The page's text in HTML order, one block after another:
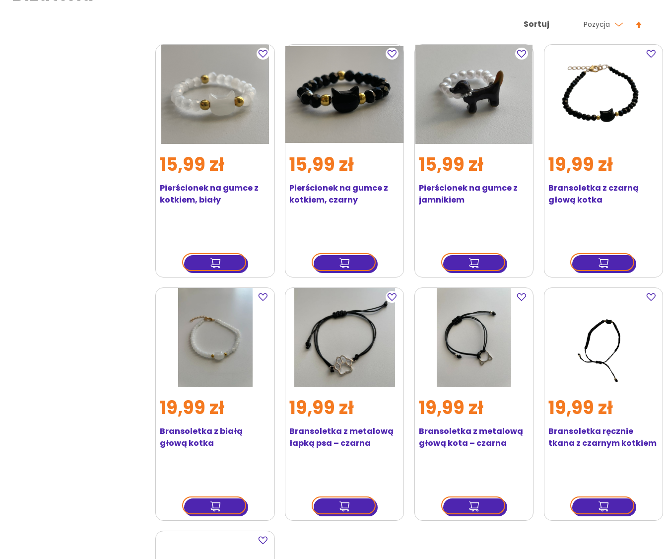
Sortuj Pozycja
Dodaj
do
Pierścionek na gumce z
kotkiem, biały
15,99 zł
Dodaj
do
Pierścionek na gumce z
kotkiem, czarny
15,99 zł
Dodaj
do
Pierścionek na gumce z
jamnikiem
15,99 zł
Dodaj
do
Bransoletka z czarną
głową kotka
19,99 zł
Dodaj
do
Bransoletka z białą
głową kotka
19,99 zł
Dodaj
do
ulubionych
Bransoletka z metalową
łapką psa – czarna
19,99 zł
Dodaj
do
Bransoletka z metalową
głową kota – czarna
19,99 zł
Dodaj
do
Bransoletka ręcznie
tkana z czarnym kotkiem
19,99 zł
Dodaj
do